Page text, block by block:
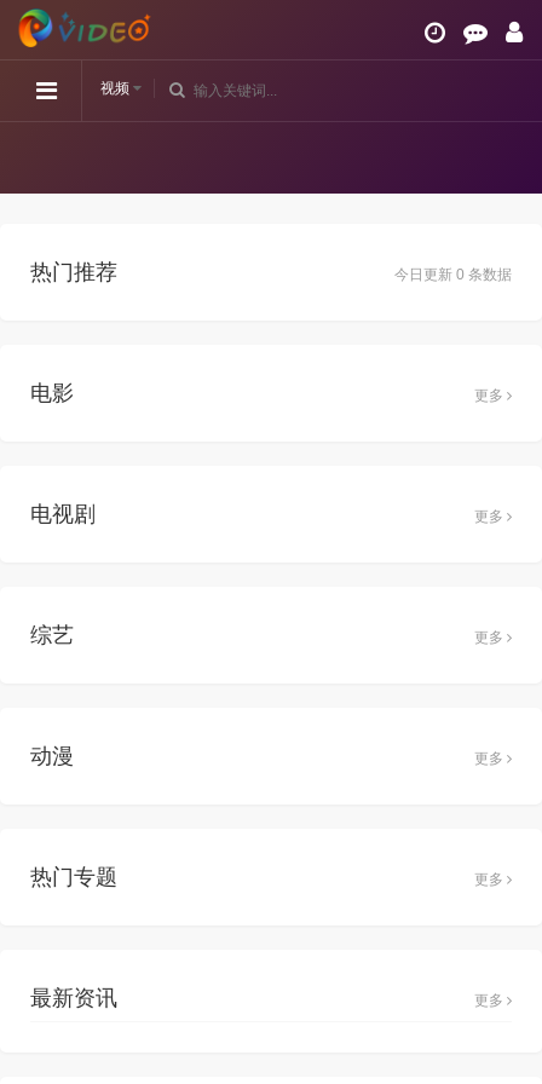
视频
今日更新 0 条数据
热门推荐
电影 更多
电视剧 更多
综艺 更多
动漫 更多
热门专题 更多
最新资讯 更多